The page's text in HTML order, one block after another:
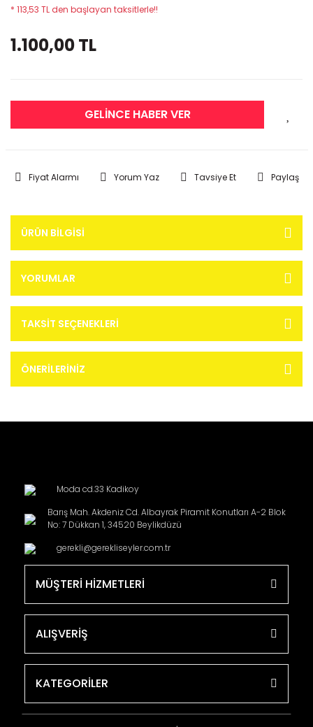
* 113,53 TL den başlayan taksitlerle!!
1.100,00 TL
GELİNCE HABER VER
Fiyat Alarmı Yorum Yaz Tavsiye Et Paylaş
ÜRÜN BILGISI
YORUMLAR
TAKSIT SEÇENEKLERI
ÖNERILERINIZ
Moda cd.33 Kadikoy
Barış Mah. Akdeniz Cd. Albayrak Piramit Konutları A-2 Blok
No: 7 Dükkan 1, 34520 Beylikdüzü
gerekli@gerekliseyler.com.tr
MÜŞTERİ HİZMETLERİ
ALIŞVERİŞ
KATEGORİLER